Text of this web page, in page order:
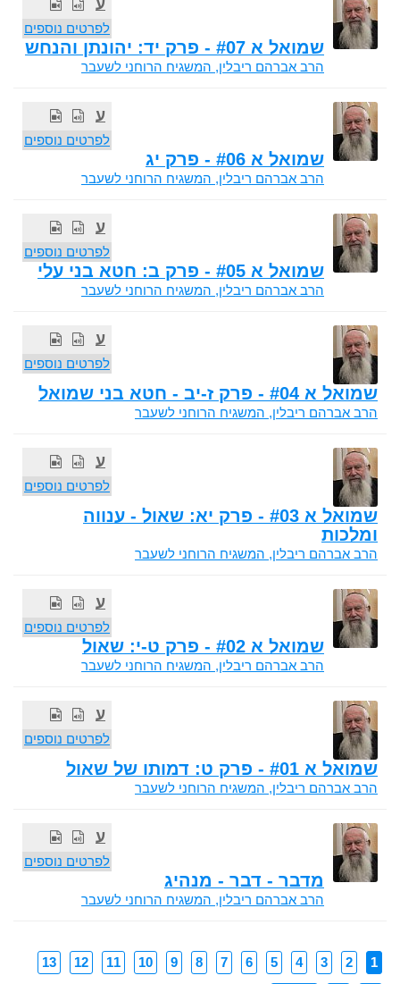
ע
לפרטים נוספים
שמואל א #07 - פרק יד: יהונתן והנחש
הרב אברהם ריבלין, המשגיח הרוחני לשעבר
ע
לפרטים נוספים
שמואל א #06 - פרק יג
הרב אברהם ריבלין, המשגיח הרוחני לשעבר
ע
לפרטים נוספים
שמואל א #05 - פרק ב: חטא בני עלי
הרב אברהם ריבלין, המשגיח הרוחני לשעבר
ע
לפרטים נוספים
שמואל א #04 - פרק ז-יב - חטא בני שמואל
הרב אברהם ריבלין, המשגיח הרוחני לשעבר
ע
לפרטים נוספים
שמואל א #03 - פרק יא: שאול - ענווה
ומלכות
הרב אברהם ריבלין, המשגיח הרוחני לשעבר
ע
לפרטים נוספים
שמואל א #02 - פרק ט-י: שאול
הרב אברהם ריבלין, המשגיח הרוחני לשעבר
ע
לפרטים נוספים
שמואל א #01 - פרק ט: דמותו של שאול
הרב אברהם ריבלין, המשגיח הרוחני לשעבר
ע
לפרטים נוספים
מדבר - דבר - מנהיג
הרב אברהם ריבלין, המשגיח הרוחני לשעבר
1
2
3
4
5
6
7
8
9
10
11
12
13